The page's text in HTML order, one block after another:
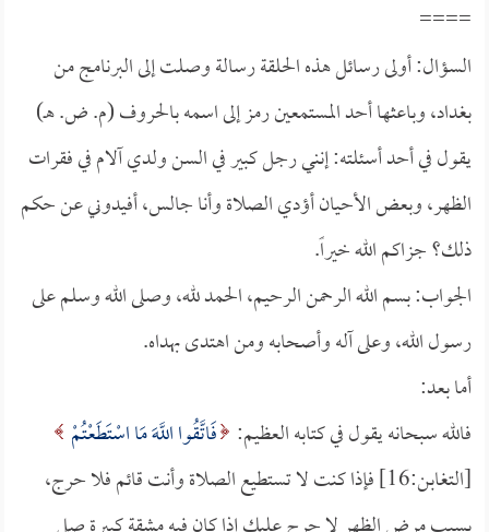
====
السؤال: أولى رسائل هذه الحلقة رسالة وصلت إلى البرنامج من
بغداد، وباعثها أحد المستمعين رمز إلى اسمه بالحروف (م. ض. هـ)
يقول في أحد أسئلته: إنني رجل كبير في السن ولدي آلام في فقرات
الظهر، وبعض الأحيان أؤدي الصلاة وأنا جالس، أفيدوني عن حكم
ذلك؟ جزاكم الله خيراً.
الجواب: بسم الله الرحمن الرحيم، الحمد لله، وصلى الله وسلم على
رسول الله، وعلى آله وأصحابه ومن اهتدى بهداه.
أما بعد:
فالله سبحانه يقول في كتابه العظيم: فَاتَّقُوا اللَّهَ مَا اسْتَطَعْتُمْ
[التغابن:16] فإذا كنت لا تستطيع الصلاة وأنت قائم فلا حرج،